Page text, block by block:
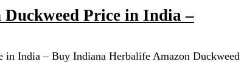
Price in India –
in India – Buy Indiana Herbalife Amazon Duckweed